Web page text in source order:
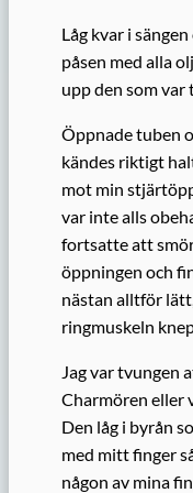
Låg kvar i
påsen med alla
upp den som var
Öppnade tuben
kändes riktigt
mot min
var inte alls
fortsatte att
öppningen och
nästan alltför
ringmuskeln
Jag var tvungen
Charmören eller
Den låg i byrån
med mitt finger
någon av mina